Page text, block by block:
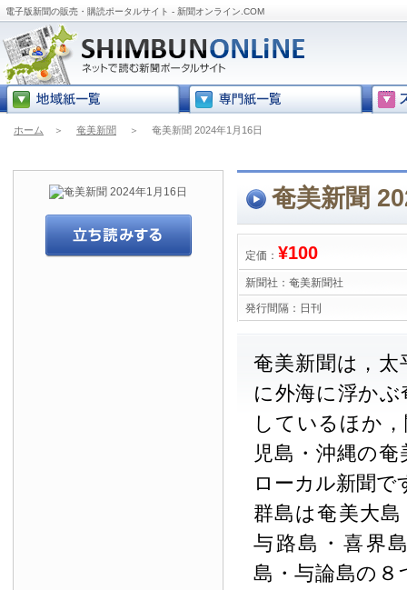
電子版新聞の販売・購読ポータルサイト - 新聞オンライン.COM
ホーム ＞ 奄美新聞 ＞ 奄美新聞 2024年1月16日
奄美新聞
定価： ¥100
新聞社： 奄美新聞社
発行間隔： 日刊
奄美新聞は，
に外海に浮か
しているほか
児島・沖縄の
ローカル新聞で
群島は奄美大
与路島・喜界
島・与論島の